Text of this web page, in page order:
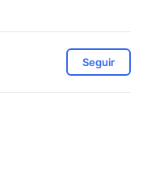
Seguir